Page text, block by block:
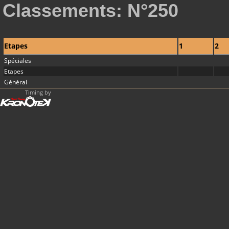
Classements: N°250
Etapes 1 2
Spéciales
Etapes
Général
Timing by